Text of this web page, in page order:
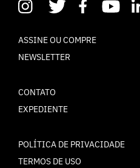
ASSINE OU COMPRE
NEWSLETTER
CONTATO
EXPEDIENTE
POLÍTICA DE PRIVACIDADE
TERMOS DE USO